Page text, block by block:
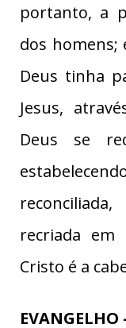
portanto, a
dos homens;
Deus tinha
Jesus,
Deus se
recriada
Cristo é a
EVANGELHO